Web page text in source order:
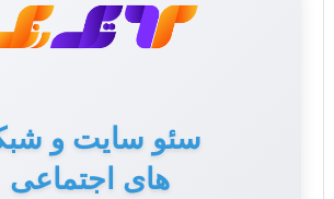
سئو سایت و
های اجتماعی